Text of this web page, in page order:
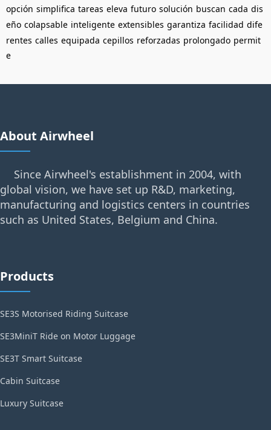
opción simplifica tareas eleva futuro solución buscan cada dis
eño colapsable inteligente extensibles garantiza facilidad dife
rentes calles equipada cepillos reforzadas prolongado permit
e
About Airwheel
Since Airwheel's establishment in 2004, with
global vision, we have set up R&D, marketing,
manufacturing and logistics centers in countries
such as United States, Belgium and China.
Products
SE3S Motorised Riding Suitcase
SE3MiniT Ride on Motor Luggage
SE3T Smart Suitcase
Cabin Suitcase
Luxury Suitcase